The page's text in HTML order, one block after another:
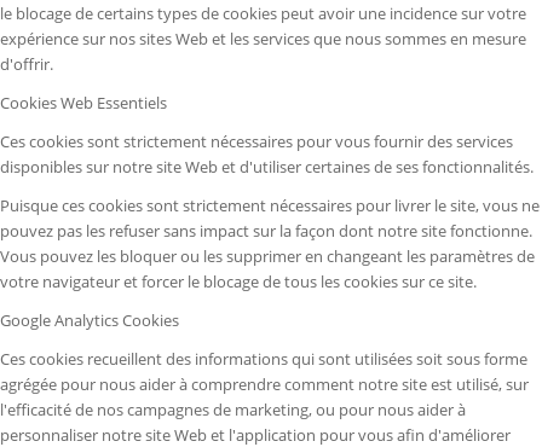
le blocage de certains types de cookies peut avoir une incidence sur votre
expérience sur nos sites Web et les services que nous sommes en mesure
d'offrir.
Cookies Web Essentiels
Ces cookies sont strictement nécessaires pour vous fournir des services
disponibles sur notre site Web et d'utiliser certaines de ses fonctionnalités.
Puisque ces cookies sont strictement nécessaires pour livrer le site, vous ne
pouvez pas les refuser sans impact sur la façon dont notre site fonctionne.
Vous pouvez les bloquer ou les supprimer en changeant les paramètres de
votre navigateur et forcer le blocage de tous les cookies sur ce site.
Google Analytics Cookies
Ces cookies recueillent des informations qui sont utilisées soit sous forme
agrégée pour nous aider à comprendre comment notre site est utilisé, sur
l'efficacité de nos campagnes de marketing, ou pour nous aider à
personnaliser notre site Web et l'application pour vous afin d'améliorer